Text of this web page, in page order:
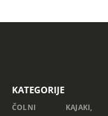
KATEGORIJE
ČOLNI
KAJAKI,